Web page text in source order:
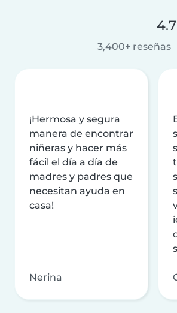
3,400+ reseñas
¡Hermosa y segura
manera de encontrar
niñeras y hacer más
fácil el día a día de
madres y padres que
necesitan ayuda en
casa!
Nerina